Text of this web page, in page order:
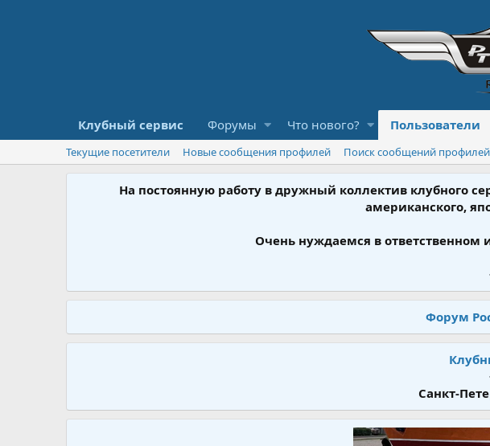
Клубный сервис Форумы Что нового? Пользователи
Текущие посетители Новые сообщения профилей Поиск сообщений профилей
На постоянную работу в дружный коллектив клубного
американского,
Очень нуждаемся в ответственном
Форум
Санкт-